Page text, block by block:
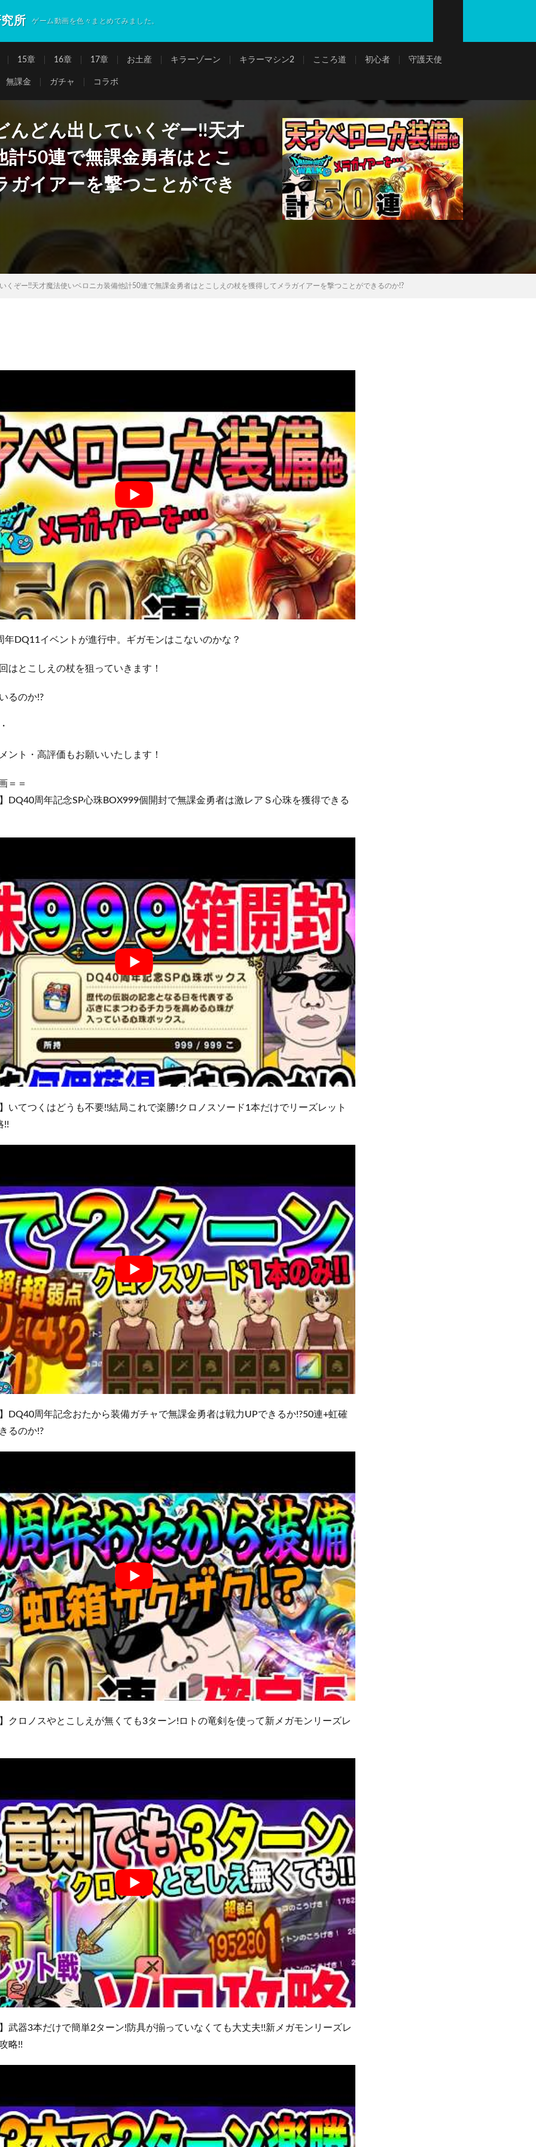
所 ゲーム動画を色々まとめてみました。
15章 16章 17章 お土産 キラーゾーン キラーマシン2 こころ道 初心者 守護天使
無課金 ガチャ コラボ
んどん出していくぞー!!天才
計50連で無課金勇者はとこ
ガイアーを撃つことができ
くぞー!!天才魔法使いベロニカ装備他計50連で無課金勇者はとこしえの杖を獲得してメラガイアーを撃つことができるのか!?
年DQ11イベントが進行中。ギガモンはこないのかな？
はとこしえの杖を狙っていきます！
るのか!?
ント・高評価もお願いいたします！
＝＝
DQ40周年記念SP心珠BOX999個開封で無課金勇者は激レアＳ心珠を獲得できる
いてつくはどうも不要!!結局これで楽勝!クロノスソード1本だけでリーズレット
!!
DQ40周年記念おたから装備ガチャで無課金勇者は戦力UPできるか!?50連+虹確
るのか!?
クロノスやとこしえが無くても3ターン!ロトの竜剣を使って新メガモンリーズレ
武器3本だけで簡単2ターン!防具が揃っていなくても大丈夫!!新メガモンリーズレ
略!!